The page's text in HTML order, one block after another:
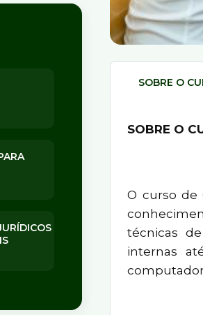
SOBRE O
SOBRE O
O curso de
técnicas
internas